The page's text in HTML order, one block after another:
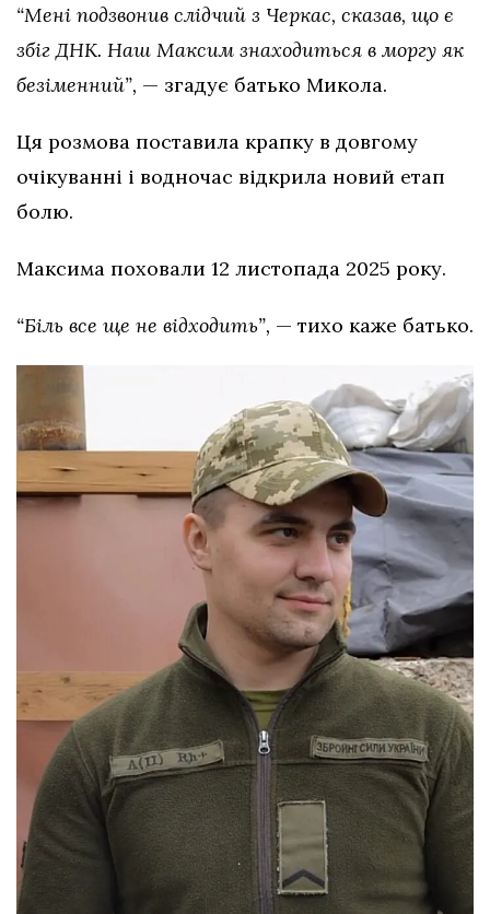
“Мені подзвонив слідчий з Черкас, сказав, що є
збіг ДНК. Наш Максим знаходиться в моргу як
безіменний”, — згадує батько Микола.
Ця розмова поставила крапку в довгому
очікуванні і водночас відкрила новий етап
болю.
Максима поховали 12 листопада 2025 року.
“Біль все ще не відходить”, — тихо каже батько.